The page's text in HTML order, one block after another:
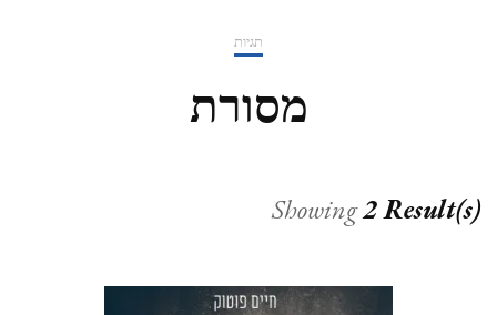
תגיות
מסורת
Showing2 Result(s)